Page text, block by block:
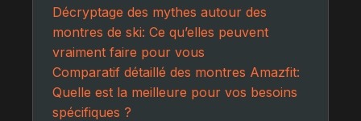
Décryptage des mythes autour des
montres de ski: Ce qu’elles peuvent
vraiment faire pour vous
Comparatif détaillé des montres Amazfit:
Quelle est la meilleure pour vos besoins
spécifiques ?